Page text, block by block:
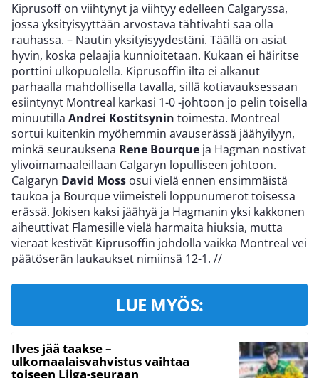
Kiprusoff on viihtynyt ja viihtyy edelleen Calgaryssa,
jossa yksityisyyttään arvostava tähtivahti saa olla
rauhassa. – Nautin yksityisyydestäni. Täällä on asiat
hyvin, koska pelaajia kunnioitetaan. Kukaan ei häiritse
porttini ulkopuolella. Kiprusoffin ilta ei alkanut
parhaalla mahdollisella tavalla, sillä kotiavauksessaan
esiintynyt Montreal karkasi 1-0 -johtoon jo pelin toisella
minuutilla Andrei Kostitsynin toimesta. Montreal
sortui kuitenkin myöhemmin avauserässä jäähyilyyn,
minkä seurauksena Rene Bourque ja Hagman nostivat
ylivoimamaaleillaan Calgaryn lopulliseen johtoon.
Calgaryn David Moss osui vielä ennen ensimmäistä
taukoa ja Bourque viimeisteli loppunumerot toisessa
erässä. Jokisen kaksi jäähyä ja Hagmanin yksi kakkonen
aiheuttivat Flamesille vielä harmaita hiuksia, mutta
vieraat kestivät Kiprusoffin johdolla vaikka Montreal vei
päätöserän laukaukset nimiinsä 12-1. //
LUE MYÖS:
Ilves jää taakse –
ulkomaalaisvahvistus vaihtaa
toiseen Liiga-seuraan